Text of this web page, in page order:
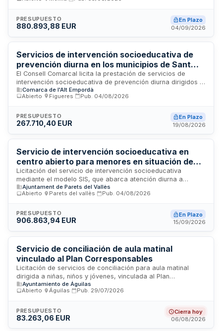
presta mediante procedimiento abierto de contratación
mayor y comprende la ejecución de actividades de apoyo
de este alumnado vulnerable durante el período de vigencia
del contrato.
PRESUPUESTO
880.893,88 EUR
En Plazo
04/09/2026
Servicios de intervención socioeducativa de
prevención diurna en los municipios de Sant
Miquel de Fluvià, Sant Pere Pescador, La
Jonquera y Saus-Camallera
El Consell Comarcal licita la prestación de servicios de
intervención socioeducativa de prevención diurna dirigidos a
menores y familias en riesgo de exclusión social en cuatro
municipios del Alt Empordà. El servicio incluye actividades de
con la red de servicios sociales y educativos locales. La
entidad adjudicataria deberá contar con personal titulado en
prestación mediante seguimiento técnico y evaluación
periódica.
Comarca de l'Alt Empordà
Abierto
Figueres Pub. 04/08/2026
PRESUPUESTO
267.710,40 EUR
En Plazo
19/08/2026
Servicio de intervención socioeducativa en
centro abierto para menores en situación de
vulnerabilidad del Ayuntamiento de Parets del
Vallès
Licitación del servicio de intervención socioeducativa
mediante el modelo SIS, que abarca atención diurna a
menores con situaciones de vulnerabilidad y apoyo a
familias con dificultades en competencias parentales en el
rehabilitación de competencias parentales, espacios de
referencia para menores, trabajo en socialización y
sociales.
Ajuntament de Parets del Vallès
Abierto
Parets del vallès Pub. 04/08/2026
PRESUPUESTO
906.863,94 EUR
En Plazo
15/09/2026
Servicio de conciliación de aula matinal
vinculado al Plan Corresponsables
Licitación de servicios de conciliación para aula matinal
dirigida a niñas, niños y jóvenes, vinculada al Plan
Corresponsables. El contrato comprende la prestación de
servicios de monitorado y coordinación en centros
planificación y coordinación única que asegure una
ejecución homogénea del servicio, adecuada gestión de
Ayuntamiento de Águilas
Abierto
Águilas Pub. 29/07/2026
PRESUPUESTO
83.263,06 EUR
Cierra hoy
06/08/2026